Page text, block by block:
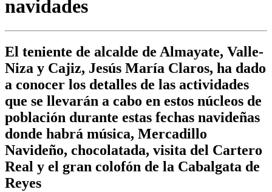
navidades
El teniente de alcalde de Almayate, Valle-
Niza y Cajiz, Jesús María Claros, ha dado
a conocer los detalles de las actividades
que se llevarán a cabo en estos núcleos de
población durante estas fechas navideñas
donde habrá música, Mercadillo
Navideño, chocolatada, visita del Cartero
Real y el gran colofón de la Cabalgata de
Reyes